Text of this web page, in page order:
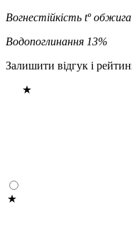
Вогнестійкість tº обжига
Водопоглинання 13%
Залишити відгук і